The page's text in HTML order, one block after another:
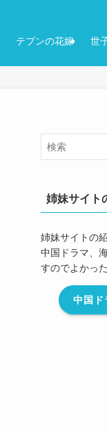
テプンの花嫁 世
姉妹サイト
姉妹サイトの
中国ドラマ、
すのでよかっ
中国ド